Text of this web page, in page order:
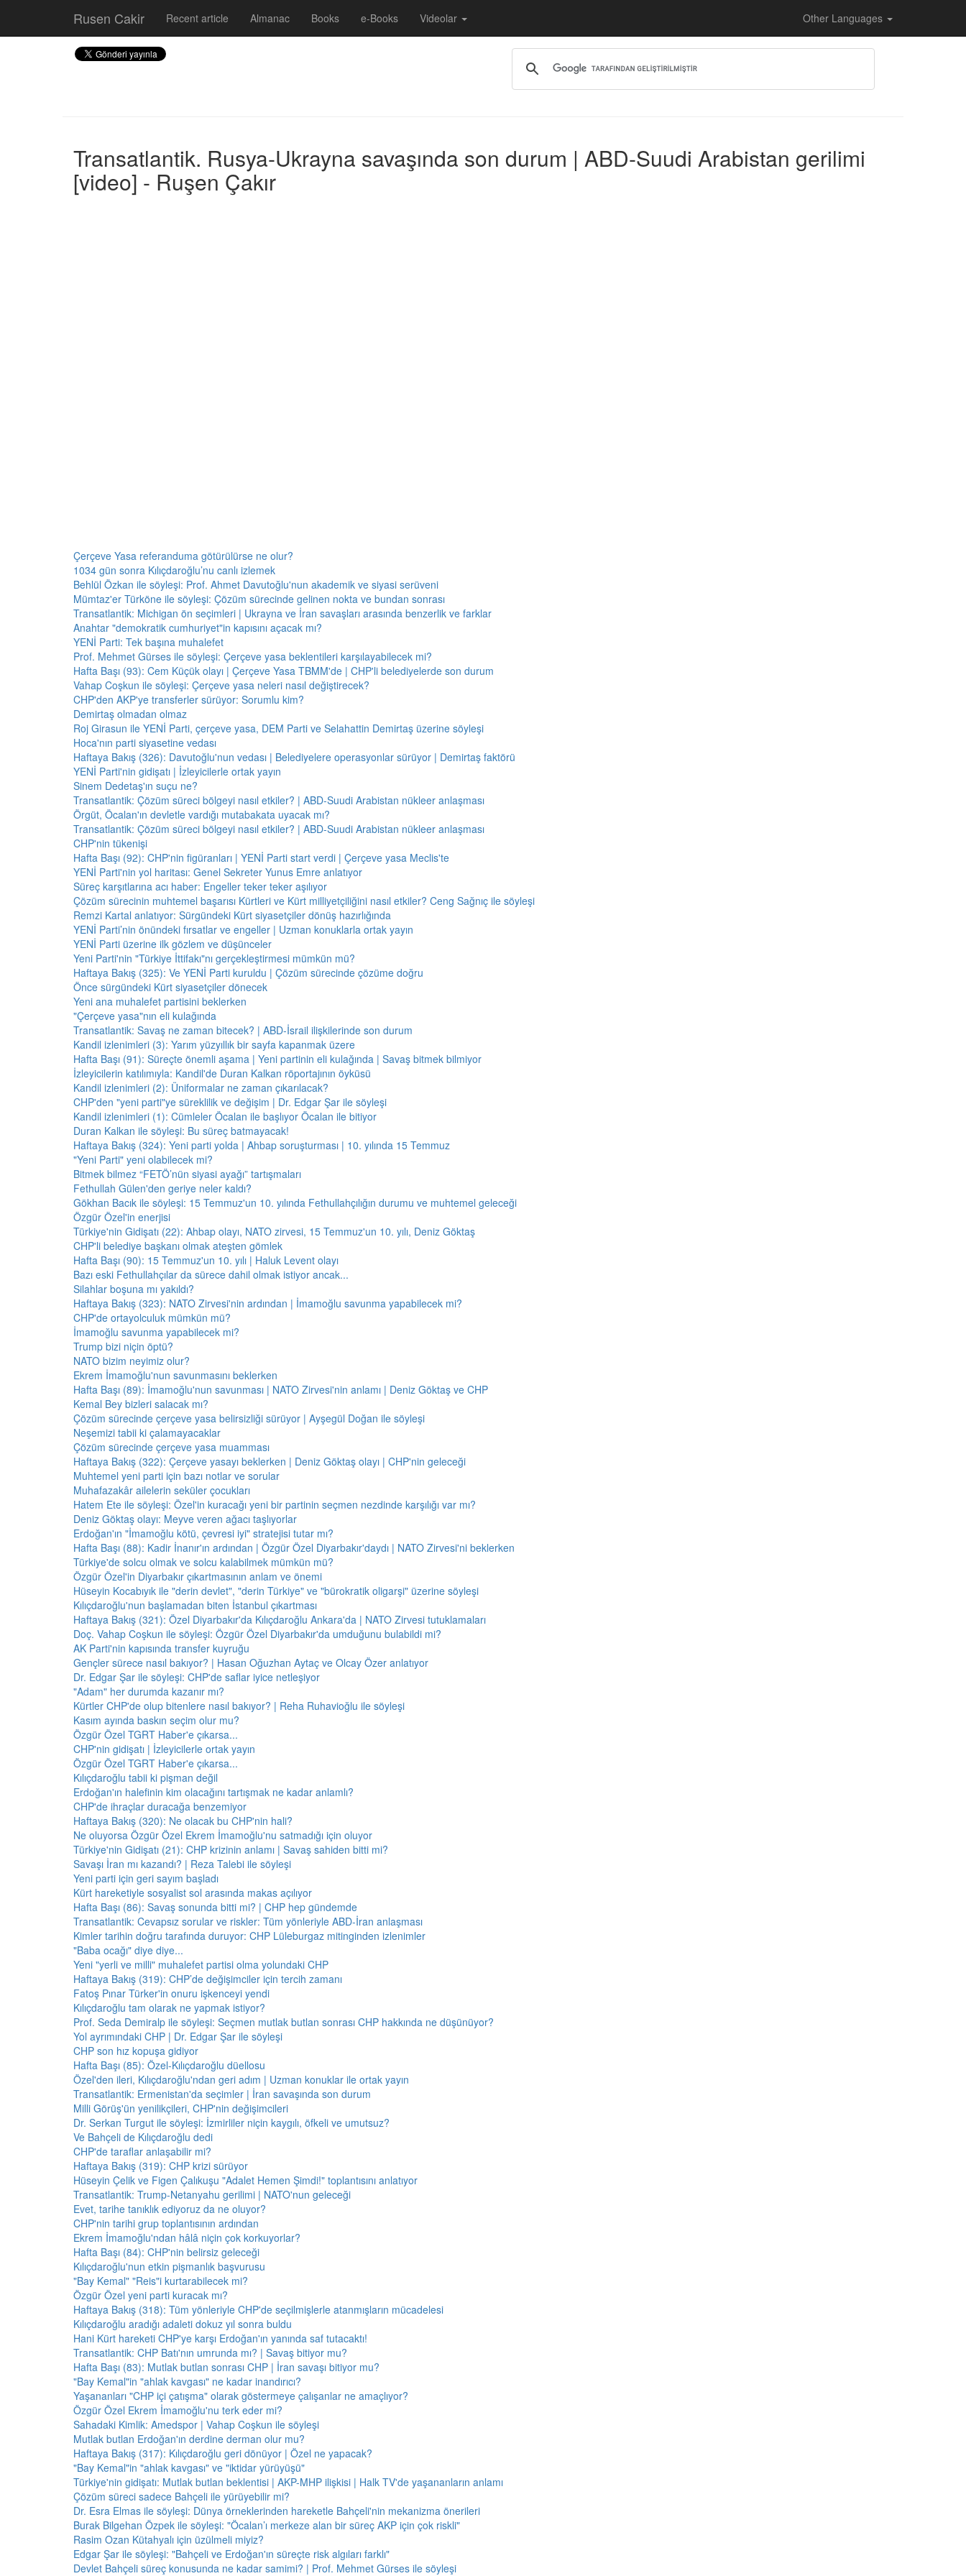
Rusen Cakir Recent article Almanac Books e-Books Videolar Other Languages
Transatlantik. Rusya-Ukrayna savaşında son durum | ABD-Suudi Arabistan gerilimi
[video] - Ruşen Çakır
Çerçeve Yasa referanduma götürülürse ne olur?
1034 gün sonra Kılıçdaroğlu’nu canlı izlemek
Behlül Özkan ile söyleşi: Prof. Ahmet Davutoğlu'nun akademik ve siyasi serüveni
Mümtaz'er Türköne ile söyleşi: Çözüm sürecinde gelinen nokta ve bundan sonrası
Transatlantik: Michigan ön seçimleri | Ukrayna ve İran savaşları arasında benzerlik ve farklar
Anahtar "demokratik cumhuriyet"in kapısını açacak mı?
YENİ Parti: Tek başına muhalefet
Prof. Mehmet Gürses ile söyleşi: Çerçeve yasa beklentileri karşılayabilecek mi?
Hafta Başı (93): Cem Küçük olayı | Çerçeve Yasa TBMM'de | CHP'li belediyelerde son durum
Vahap Coşkun ile söyleşi: Çerçeve yasa neleri nasıl değiştirecek?
CHP'den AKP'ye transferler sürüyor: Sorumlu kim?
Demirtaş olmadan olmaz
Roj Girasun ile YENİ Parti, çerçeve yasa, DEM Parti ve Selahattin Demirtaş üzerine söyleşi
Hoca'nın parti siyasetine vedası
Haftaya Bakış (326): Davutoğlu'nun vedası | Belediyelere operasyonlar sürüyor | Demirtaş faktörü
YENİ Parti'nin gidişatı | İzleyicilerle ortak yayın
Sinem Dedetaş'ın suçu ne?
Transatlantik: Çözüm süreci bölgeyi nasıl etkiler? | ABD-Suudi Arabistan nükleer anlaşması
Örgüt, Öcalan'ın devletle vardığı mutabakata uyacak mı?
Transatlantik: Çözüm süreci bölgeyi nasıl etkiler? | ABD-Suudi Arabistan nükleer anlaşması
CHP'nin tükenişi
Hafta Başı (92): CHP'nin figüranları | YENİ Parti start verdi | Çerçeve yasa Meclis'te
YENİ Parti'nin yol haritası: Genel Sekreter Yunus Emre anlatıyor
Süreç karşıtlarına acı haber: Engeller teker teker aşılıyor
Çözüm sürecinin muhtemel başarısı Kürtleri ve Kürt milliyetçiliğini nasıl etkiler? Ceng Sağnıç ile söyleşi
Remzi Kartal anlatıyor: Sürgündeki Kürt siyasetçiler dönüş hazırlığında
YENİ Parti’nin önündeki fırsatlar ve engeller | Uzman konuklarla ortak yayın
YENİ Parti üzerine ilk gözlem ve düşünceler
Yeni Parti'nin "Türkiye İttifakı"nı gerçekleştirmesi mümkün mü?
Haftaya Bakış (325): Ve YENİ Parti kuruldu | Çözüm sürecinde çözüme doğru
Önce sürgündeki Kürt siyasetçiler dönecek
Yeni ana muhalefet partisini beklerken
"Çerçeve yasa"nın eli kulağında
Transatlantik: Savaş ne zaman bitecek? | ABD-İsrail ilişkilerinde son durum
Kandil izlenimleri (3): Yarım yüzyıllık bir sayfa kapanmak üzere
Hafta Başı (91): Süreçte önemli aşama | Yeni partinin eli kulağında | Savaş bitmek bilmiyor
İzleyicilerin katılımıyla: Kandil'de Duran Kalkan röportajının öyküsü
Kandil izlenimleri (2): Üniformalar ne zaman çıkarılacak?
CHP'den "yeni parti"ye süreklilik ve değişim | Dr. Edgar Şar ile söyleşi
Kandil izlenimleri (1): Cümleler Öcalan ile başlıyor Öcalan ile bitiyor
Duran Kalkan ile söyleşi: Bu süreç batmayacak!
Haftaya Bakış (324): Yeni parti yolda | Ahbap soruşturması | 10. yılında 15 Temmuz
"Yeni Parti" yeni olabilecek mi?
Bitmek bilmez “FETÖ’nün siyasi ayağı” tartışmaları
Fethullah Gülen'den geriye neler kaldı?
Gökhan Bacık ile söyleşi: 15 Temmuz'un 10. yılında Fethullahçılığın durumu ve muhtemel geleceği
Özgür Özel'in enerjisi
Türkiye'nin Gidişatı (22): Ahbap olayı, NATO zirvesi, 15 Temmuz'un 10. yılı, Deniz Göktaş
CHP'li belediye başkanı olmak ateşten gömlek
Hafta Başı (90): 15 Temmuz'un 10. yılı | Haluk Levent olayı
Bazı eski Fethullahçılar da sürece dahil olmak istiyor ancak...
Silahlar boşuna mı yakıldı?
Haftaya Bakış (323): NATO Zirvesi'nin ardından | İmamoğlu savunma yapabilecek mi?
CHP'de ortayolculuk mümkün mü?
İmamoğlu savunma yapabilecek mi?
Trump bizi niçin öptü?
NATO bizim neyimiz olur?
Ekrem İmamoğlu'nun savunmasını beklerken
Hafta Başı (89): İmamoğlu'nun savunması | NATO Zirvesi'nin anlamı | Deniz Göktaş ve CHP
Kemal Bey bizleri salacak mı?
Çözüm sürecinde çerçeve yasa belirsizliği sürüyor | Ayşegül Doğan ile söyleşi
Neşemizi tabii ki çalamayacaklar
Çözüm sürecinde çerçeve yasa muamması
Haftaya Bakış (322): Çerçeve yasayı beklerken | Deniz Göktaş olayı | CHP'nin geleceği
Muhtemel yeni parti için bazı notlar ve sorular
Muhafazakâr ailelerin seküler çocukları
Hatem Ete ile söyleşi: Özel'in kuracağı yeni bir partinin seçmen nezdinde karşılığı var mı?
Deniz Göktaş olayı: Meyve veren ağacı taşlıyorlar
Erdoğan'ın "İmamoğlu kötü, çevresi iyi" stratejisi tutar mı?
Hafta Başı (88): Kadir İnanır'ın ardından | Özgür Özel Diyarbakır'daydı | NATO Zirvesi'ni beklerken
Türkiye'de solcu olmak ve solcu kalabilmek mümkün mü?
Özgür Özel'in Diyarbakır çıkartmasının anlam ve önemi
Hüseyin Kocabıyık ile "derin devlet", "derin Türkiye" ve "bürokratik oligarşi" üzerine söyleşi
Kılıçdaroğlu'nun başlamadan biten İstanbul çıkartması
Haftaya Bakış (321): Özel Diyarbakır'da Kılıçdaroğlu Ankara'da | NATO Zirvesi tutuklamaları
Doç. Vahap Coşkun ile söyleşi: Özgür Özel Diyarbakır'da umduğunu bulabildi mi?
AK Parti'nin kapısında transfer kuyruğu
Gençler sürece nasıl bakıyor? | Hasan Oğuzhan Aytaç ve Olcay Özer anlatıyor
Dr. Edgar Şar ile söyleşi: CHP'de saflar iyice netleşiyor
"Adam" her durumda kazanır mı?
Kürtler CHP'de olup bitenlere nasıl bakıyor? | Reha Ruhavioğlu ile söyleşi
Kasım ayında baskın seçim olur mu?
Özgür Özel TGRT Haber'e çıkarsa...
CHP'nin gidişatı | İzleyicilerle ortak yayın
Özgür Özel TGRT Haber'e çıkarsa...
Kılıçdaroğlu tabii ki pişman değil
Erdoğan'ın halefinin kim olacağını tartışmak ne kadar anlamlı?
CHP'de ihraçlar duracağa benzemiyor
Haftaya Bakış (320): Ne olacak bu CHP'nin hali?
Ne oluyorsa Özgür Özel Ekrem İmamoğlu'nu satmadığı için oluyor
Türkiye'nin Gidişatı (21): CHP krizinin anlamı | Savaş sahiden bitti mi?
Savaşı İran mı kazandı? | Reza Talebi ile söyleşi
Yeni parti için geri sayım başladı
Kürt hareketiyle sosyalist sol arasında makas açılıyor
Hafta Başı (86): Savaş sonunda bitti mi? | CHP hep gündemde
Transatlantik: Cevapsız sorular ve riskler: Tüm yönleriyle ABD-İran anlaşması
Kimler tarihin doğru tarafında duruyor: CHP Lüleburgaz mitinginden izlenimler
"Baba ocağı" diye diye...
Yeni "yerli ve milli" muhalefet partisi olma yolundaki CHP
Haftaya Bakış (319): CHP’de değişimciler için tercih zamanı
Fatoş Pınar Türker'in onuru işkenceyi yendi
Kılıçdaroğlu tam olarak ne yapmak istiyor?
Prof. Seda Demiralp ile söyleşi: Seçmen mutlak butlan sonrası CHP hakkında ne düşünüyor?
Yol ayrımındaki CHP | Dr. Edgar Şar ile söyleşi
CHP son hız kopuşa gidiyor
Hafta Başı (85): Özel-Kılıçdaroğlu düellosu
Özel'den ileri, Kılıçdaroğlu'ndan geri adım | Uzman konuklar ile ortak yayın
Transatlantik: Ermenistan'da seçimler | İran savaşında son durum
Milli Görüş'ün yenilikçileri, CHP'nin değişimcileri
Dr. Serkan Turgut ile söyleşi: İzmirliler niçin kaygılı, öfkeli ve umutsuz?
Ve Bahçeli de Kılıçdaroğlu dedi
CHP'de taraflar anlaşabilir mi?
Haftaya Bakış (319): CHP krizi sürüyor
Hüseyin Çelik ve Figen Çalıkuşu "Adalet Hemen Şimdi!" toplantısını anlatıyor
Transatlantik: Trump-Netanyahu gerilimi | NATO'nun geleceği
Evet, tarihe tanıklık ediyoruz da ne oluyor?
CHP'nin tarihi grup toplantısının ardından
Ekrem İmamoğlu'ndan hâlâ niçin çok korkuyorlar?
Hafta Başı (84): CHP'nin belirsiz geleceği
Kılıçdaroğlu'nun etkin pişmanlık başvurusu
"Bay Kemal" "Reis"i kurtarabilecek mi?
Özgür Özel yeni parti kuracak mı?
Haftaya Bakış (318): Tüm yönleriyle CHP'de seçilmişlerle atanmışların mücadelesi
Kılıçdaroğlu aradığı adaleti dokuz yıl sonra buldu
Hani Kürt hareketi CHP'ye karşı Erdoğan'ın yanında saf tutacaktı!
Transatlantik: CHP Batı'nın umrunda mı? | Savaş bitiyor mu?
Hafta Başı (83): Mutlak butlan sonrası CHP | İran savaşı bitiyor mu?
"Bay Kemal"in "ahlak kavgası" ne kadar inandırıcı?
Yaşananları "CHP içi çatışma" olarak göstermeye çalışanlar ne amaçlıyor?
Özgür Özel Ekrem İmamoğlu'nu terk eder mi?
Sahadaki Kimlik: Amedspor | Vahap Coşkun ile söyleşi
Mutlak butlan Erdoğan'ın derdine derman olur mu?
Haftaya Bakış (317): Kılıçdaroğlu geri dönüyor | Özel ne yapacak?
"Bay Kemal"in "ahlak kavgası" ve "iktidar yürüyüşü"
Türkiye'nin gidişatı: Mutlak butlan beklentisi | AKP-MHP ilişkisi | Halk TV'de yaşananların anlamı
Çözüm süreci sadece Bahçeli ile yürüyebilir mi?
Dr. Esra Elmas ile söyleşi: Dünya örneklerinden hareketle Bahçeli'nin mekanizma önerileri
Burak Bilgehan Özpek ile söyleşi: "Öcalan’ı merkeze alan bir süreç AKP için çok riskli"
Rasim Ozan Kütahyalı için üzülmeli miyiz?
Edgar Şar ile söyleşi: "Bahçeli ve Erdoğan'ın süreçte risk algıları farklı"
Devlet Bahçeli süreç konusunda ne kadar samimi? | Prof. Mehmet Gürses ile söyleşi